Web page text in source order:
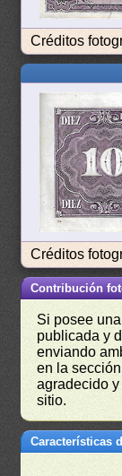
Créditos
Créditos
Contribución
Si posee
publicada y
enviando
en la
agradecido
sitio.
Características